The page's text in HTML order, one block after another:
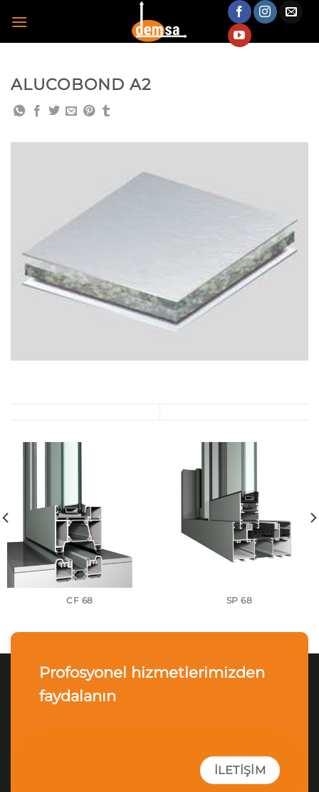
atla
ALUCOBOND A2
CF 68 SP 68
Profosyonel hizmetlerimizden
faydalanın
İLETIŞIM